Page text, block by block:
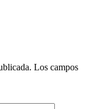
Los campos